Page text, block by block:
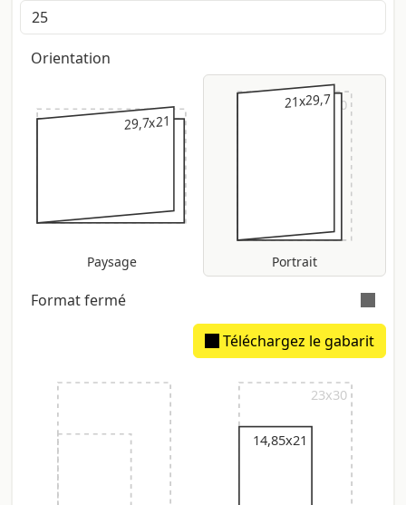
Orientation
30x23
29,7x21
Paysage
23x30
21x29,7
Portrait
Format fermé
Téléchargez le gabarit
Dos estimé: 8,81 mm
23x30
14,85x21